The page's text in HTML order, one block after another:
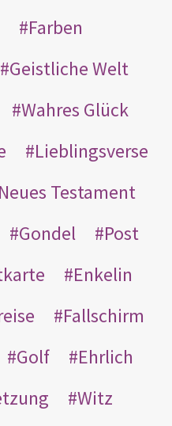
Farben
Geistliche Welt
Wahres Glück
Lieblingsverse
Neues Testament
Gondel
Post
Enkelin
Fallschirm
Golf
Ehrlich
Witz